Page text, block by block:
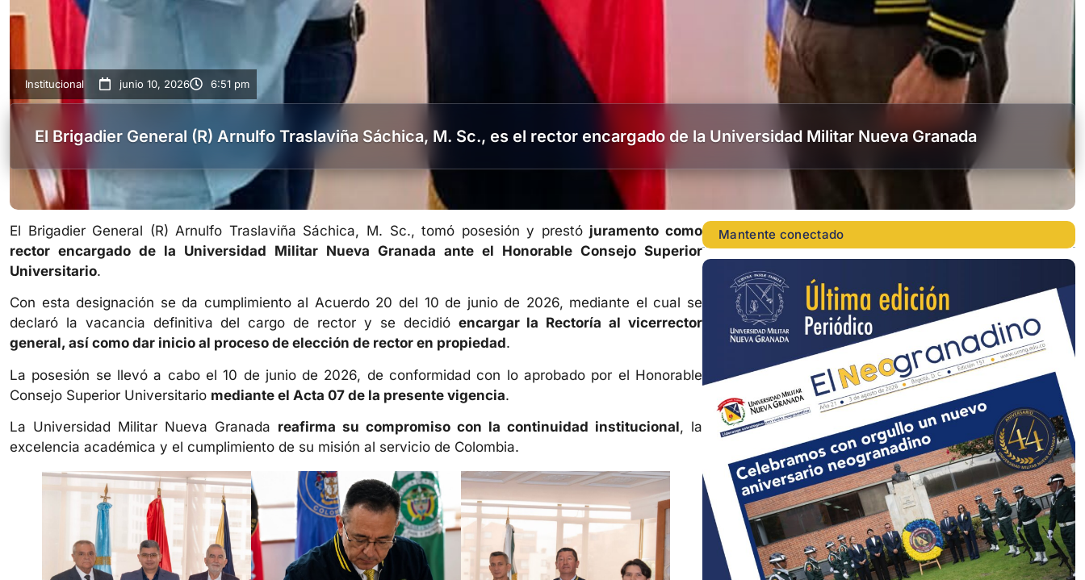
Institucional junio 10, 2026 6:51 pm
El Brigadier General (R) Arnulfo Traslaviña Sáchica, M. Sc., es el rector encargado de la Universidad Militar Nueva Granada
El Brigadier General (R) Arnulfo Traslaviña Sáchica, M. Sc., tomó posesión y prestó juramento como
rector encargado de la Universidad Militar Nueva Granada ante el Honorable Consejo Superior
Universitario.
Con esta designación se da cumplimiento al Acuerdo 20 del 10 de junio de 2026, mediante el cual se
declaró la vacancia definitiva del cargo de rector y se decidió encargar la Rectoría al vicerrector
general, así como dar inicio al proceso de elección de rector en propiedad.
La posesión se llevó a cabo el 10 de junio de 2026, de conformidad con lo aprobado por el Honorable
Consejo Superior Universitario mediante el Acta 07 de la presente vigencia.
La Universidad Militar Nueva Granada reafirma su compromiso con la continuidad institucional, la
excelencia académica y el cumplimiento de su misión al servicio de Colombia.
Mantente conectado